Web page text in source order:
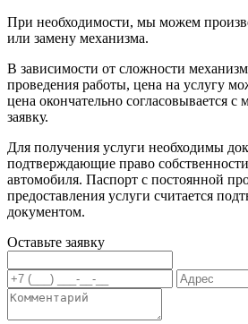
При необходимости, мы можем
или замену механизма.
В зависимости от сложности
проведения работы, цена на услугу
цена окончательно согласовывается
заявку.
Для получения услуги необходимы
подтверждающие право
автомобиля. Паспорт с постоянной
предоставления услуги считается
документом.
Оставьте заявку